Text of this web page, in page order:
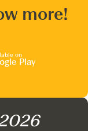
more!
on
Play